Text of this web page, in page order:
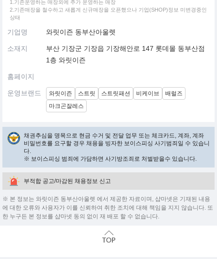
1.기존운영하는 매장외에 추가 운영하는 매장
2.기존매장을 철수하고 새롭게 신규매장을 오픈했으나 기업(SHOP)정보 미변경중인
상태
기업명 와릿이즌 동부산아울렛
소재지
부산 기장군 기장읍 기장해안로 147 롯데몰 동부산점
1층 와릿이즌
홈페이지
운영브랜드 와릿이즌 스트릿 스트릿패션 비케이브
배럴즈
마크곤잘레스
채권추심을 명목으로 현금 수거 및 전달 업무 또는 체크카드, 계좌, 계좌
비밀번호를 요구할 경우 채용을 빙자한 보이스피싱 사기범죄일 수 있습니
다.
※ 보이스피싱 범죄에 가담하면 사기방조죄로 처벌받을수 있습니다.
부적합 공고/마감된 채용정보 신고
※ 본 정보는 와릿이즌 동부산아울렛 에서 제공한 자료이며, 샵마넷은 기재된 내용
에 대한 오류와 사용자가 이를 신뢰하여 취한 조치에 대해 책임을 지지 않습니다. 또
한 누구든 본 정보를 샵마넷 동의 없이 재 배포 할 수 없습니다.